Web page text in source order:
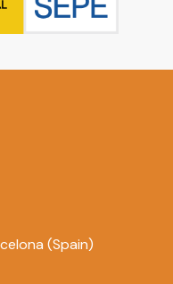
(Spain)